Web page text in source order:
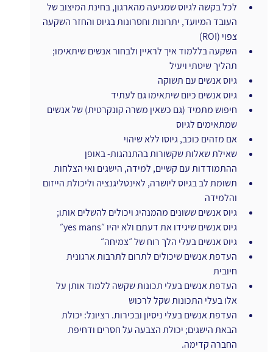
לכל בקשה לגיוס שמגיעה מהארגון, בחינת המיצוב של
העובד המיועד, יתרונות וחסרונות בגיוס והחזר השקעה
צפוי (ROI)
השקעה בללמוד איך לראיין ולבחור אנשים שיתאימו;
תהליך שיטתי ויעיל
גיוס אנשים עם תשוקה
גיוס אנשים כיום שיתאימו גם לעתיד
חיפוש מתמיד (גם כשאין משרה קונקרטית) של אנשים
שמתאימים לגיוס
אם מזהים כוכב, גיוסו ללא שיהוי
שאילת שאלות שקשורות בהתנהגות- באופן
ההתמודדות עם קשיים, למידה, הישגים ואי הצלחות
תשומת לב בגיוס ליושרה, לאינטליגנציה וליכולת הייזום
והלמידה
גיוס אנשים ששונים מהמנהיג ויכולים להשלים אותו;
גיוס אנשים שיגידו את דעתם ולא יהיו ״yes mans״
גיוס אנשים בעלי הלך רוח של ״צמיחה״
העדפת אנשים שיכולים לתרום לתרבות ארגונית
חיובית
העדפת אנשים בעלי תכונות שקשה ללמוד אותן על
אלו בעלי התכונות שקל לרכוש
העדפת אנשים בעלי ניסיון ובכירות. רציונל: יכולת
הבאת הישגים; יכולת הצבעה על חסרים ודחיפת
החברה קדימה.